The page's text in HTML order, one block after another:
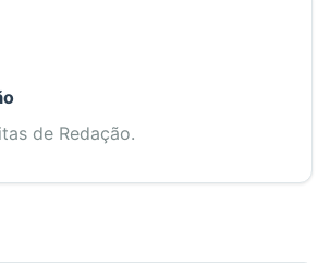
de Redação.